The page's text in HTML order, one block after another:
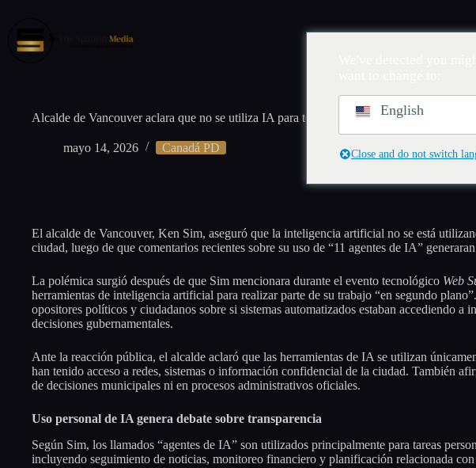
Alcalde de Vancouver aclara que no se utiliza IA para tomar decisiones municipales
mayo 14, 2026 Canadá PD
El alcalde de Vancouver, Ken Sim, aseguró que la inteligencia artificial no se está
ciudad, luego de que comentarios recientes sobre su uso de “11 agentes de IA”
La polémica surgió después de que Sim mencionara durante el evento tecnológico Web
herramientas de inteligencia artificial para realizar parte de su trabajo “en segundo
opositores políticos y ciudadanos sobre si sistemas automatizados estaban accediendo
decisiones gubernamentales.
Ante la reacción pública, el alcalde aclaró que las herramientas de IA se utilizan
han tenido acceso a redes, sistemas o información confidencial de la ciudad. También
de decisiones municipales ni en procesos administrativos oficiales.
Uso personal de IA genera debate sobre transparencia
Según Sim, los llamados “agentes de IA” son utilizados principalmente para tareas
incluyendo seguimiento de noticias, monitoreo financiero y planificación relacionada
English
Close and do not switch